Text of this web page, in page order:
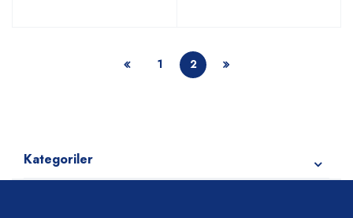
1 2
Kategoriler